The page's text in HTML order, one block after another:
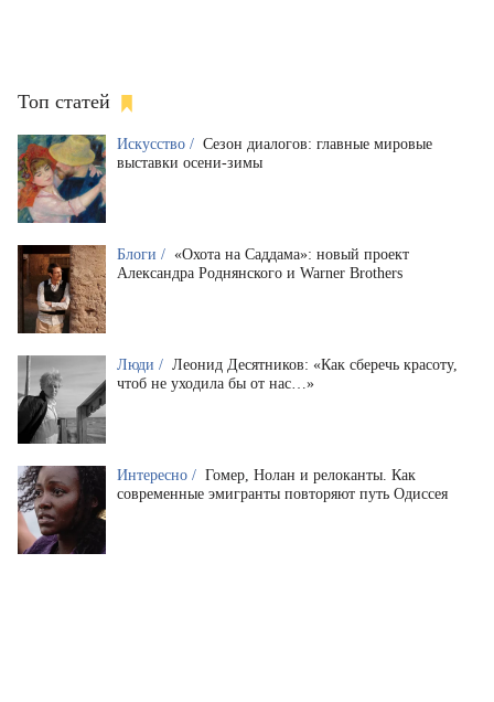
Топ статей
Искусство / Сезон диалогов: главные мировые
выставки осени-зимы
Блоги / «Охота на Саддама»: новый проект
Александра Роднянского и Warner Brothers
Люди / Леонид Десятников: «Как сберечь красоту,
чтоб не уходила бы от нас…»
Интересно / Гомер, Нолан и релоканты. Как
современные эмигранты повторяют путь Одиссея